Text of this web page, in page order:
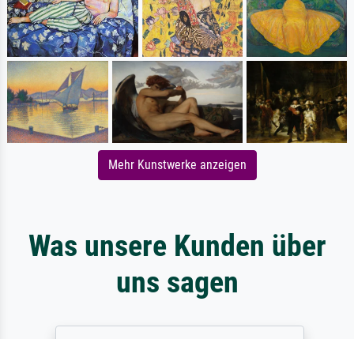
Mehr Kunstwerke anzeigen
Was unsere Kunden über
uns sagen